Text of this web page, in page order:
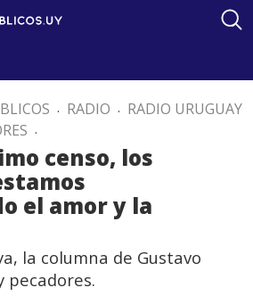
. RADIO . RADIO URUGUAY
.
censo, los
el amor y la
la columna de Gustavo
pecadores.